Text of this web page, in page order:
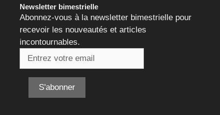
Newsletter bimestrielle
Abonnez-vous à la newsletter bimestrielle pour
recevoir les nouveautés et articles
incontournables.